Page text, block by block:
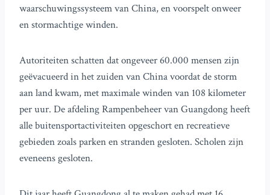
waarschuwingssysteem van China, en voorspelt onweer
en stormachtige winden.
Autoriteiten schatten dat ongeveer 60.000 mensen zijn
geëvacueerd in het zuiden van China voordat de storm
aan land kwam, met maximale winden van 108 kilometer
per uur. De afdeling Rampenbeheer van Guangdong heeft
alle buitensportactiviteiten opgeschort en recreatieve
gebieden zoals parken en stranden gesloten. Scholen zijn
eveneens gesloten.